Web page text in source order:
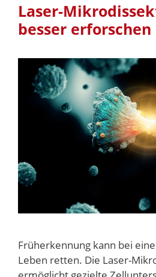
Laser-
besser erforschen
Früherkennung kann bei
Leben retten. Die Laser-